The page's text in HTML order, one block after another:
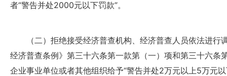
者“警告并处2000元以下罚款”。
（二）拒绝接受经济普查机构、经济普查人员依法进行
经济普查条例》第三十六条第一款第（一）项和第三十六条
企业事业单位或者其他组织给予“警告并处2万元以上5万元